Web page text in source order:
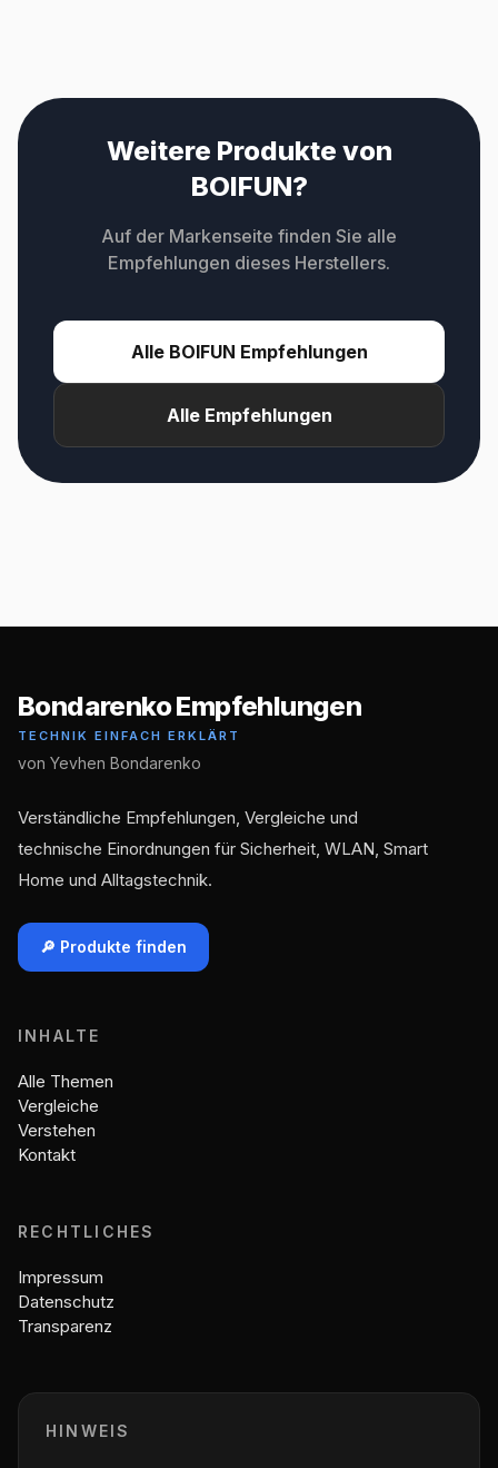
Weitere Produkte von
BOIFUN?
Auf der Markenseite finden Sie alle
Empfehlungen dieses Herstellers.
Alle BOIFUN Empfehlungen
Alle Empfehlungen
Bondarenko Empfehlungen
TECHNIK EINFACH ERKLÄRT
von Yevhen Bondarenko
Verständliche Empfehlungen, Vergleiche und
technische Einordnungen für Sicherheit, WLAN, Smart
Home und Alltagstechnik.
🔎 Produkte finden
INHALTE
Alle Themen
Vergleiche
Verstehen
Kontakt
RECHTLICHES
Impressum
Datenschutz
Transparenz
HINWEIS